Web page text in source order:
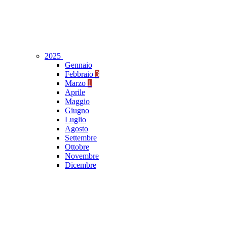
2025
Gennaio
Febbraio 3
Marzo 1
Aprile
Maggio
Giugno
Luglio
Agosto
Settembre
Ottobre
Novembre
Dicembre